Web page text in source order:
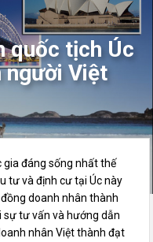
quốc tịch Úc
người Việt
đáng sống nhất thế
tư và định cư tại Úc này
doanh nhân thành
sự tư vấn và hướng dẫn
nhân Việt thành đạt